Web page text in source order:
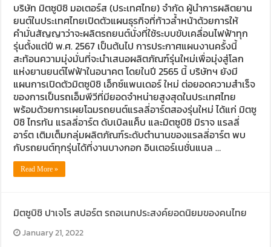
บริษัท มิตซูบิชิ มอเตอร์ส (ประเทศไทย) จำกัด ผู้นำการผลิตยาน
ยนต์ในประเทศไทยเปิดตัวแผนธุรกิจที่ก้าวล้ำหน้าด้วยการให้
คำมั่นสัญญาว่าจะผลิตรถยนต์นั่งที่ใช้ระบบขับเคลื่อนไฟฟ้าทุก
รุ่นตั้งแต่ปี พ.ศ. 2567 เป็นต้นไป การประกาศแผนงานครั้งนี้
สะท้อนความมุ่งมั่นที่จะนำเสนอผลิตภัณฑ์รุ่นใหม่เพื่อมุ่งสู่โลก
แห่งยานยนต์ไฟฟ้าในอนาคต โดยในปี 2565 นี้ บริษัทฯ ยังมี
แผนการเปิดตัวมิตซูบิชิ เอ็กซ์แพนเดอร์ ใหม่ ต่อยอดความสำเร็จ
ของการเป็นรถเอ็มพีวีที่มียอดจำหน่ายสูงสุดในประเทศไทย
พร้อมด้วยการเผยโฉมรถยนต์แรลลี่อาร์ตสองรุ่นใหม่ ได้แก่ มิตซู
บิชิ ไทรทัน แรลลี่อาร์ต ดับเบิลแค็บ และมิตซูบิชิ มิราจ แรลลี่
อาร์ต เติมเต็มกลุ่มผลิตภัณฑ์ระดับตำนานของแรลลี่อาร์ต พบ
กับรถยนต์ทุกรุ่นได้ที่งานบางกอก อินเตอร์เนชั่นแนล …
Read More »
มิตซูบิชิ ปาเจโร สปอร์ต รถอเนกประสงค์ยอดนิยมของคนไทย
January 21, 2022